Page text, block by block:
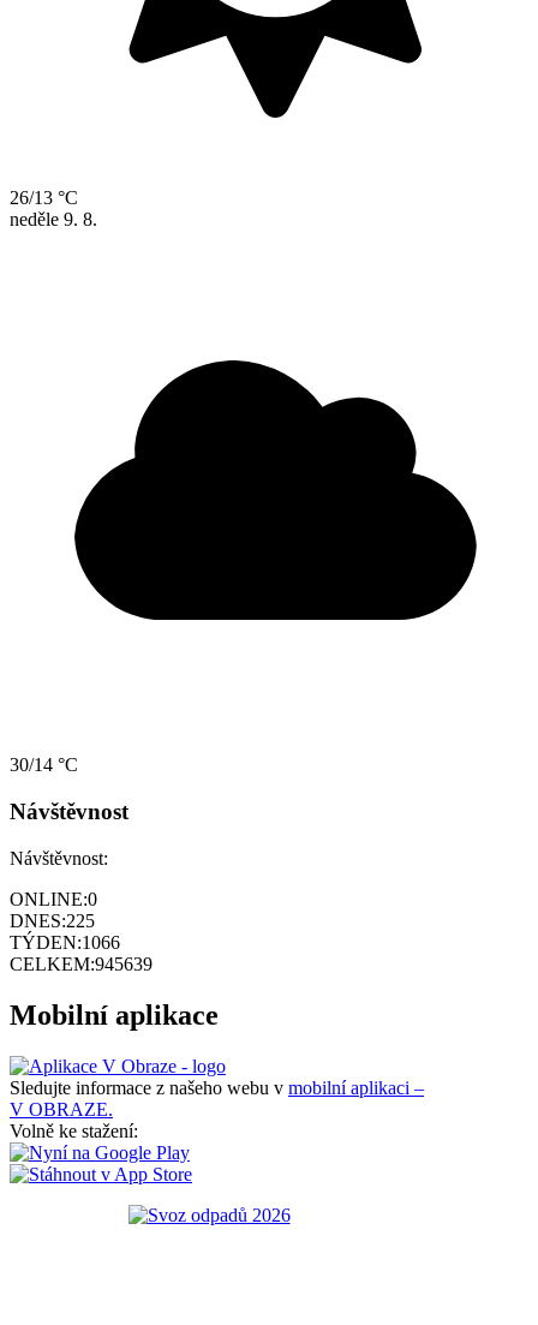
26/13 °C
neděle 9. 8.
30/14 °C
Návštěvnost
Návštěvnost:
ONLINE:0
DNES:225
TÝDEN:1066
CELKEM:945639
Mobilní aplikace
Sledujte informace z našeho webu v mobilní aplikaci –
V OBRAZE.
Volně ke stažení: